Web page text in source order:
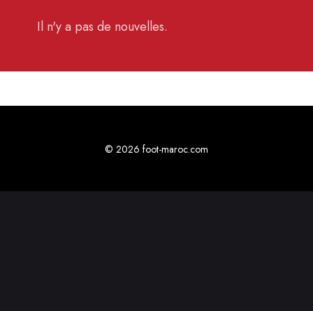
Il n'y a pas de nouvelles.
© 2026 foot-maroc.com